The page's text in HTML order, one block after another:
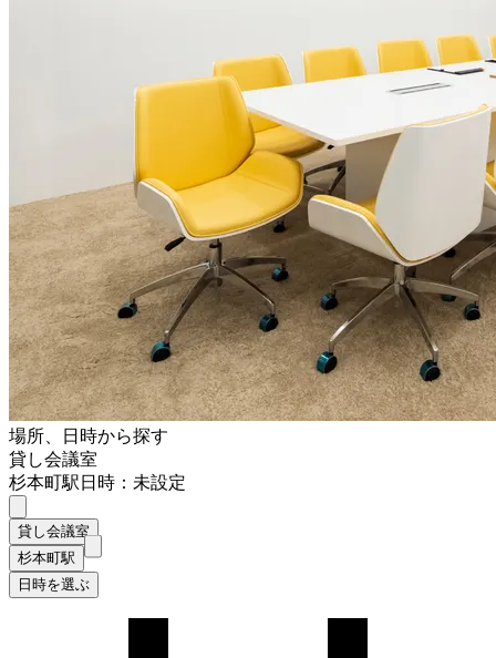
場所、日時から探す
貸し会議室
杉本町駅日時：未設定
貸し会議室
杉本町駅
日時を選ぶ